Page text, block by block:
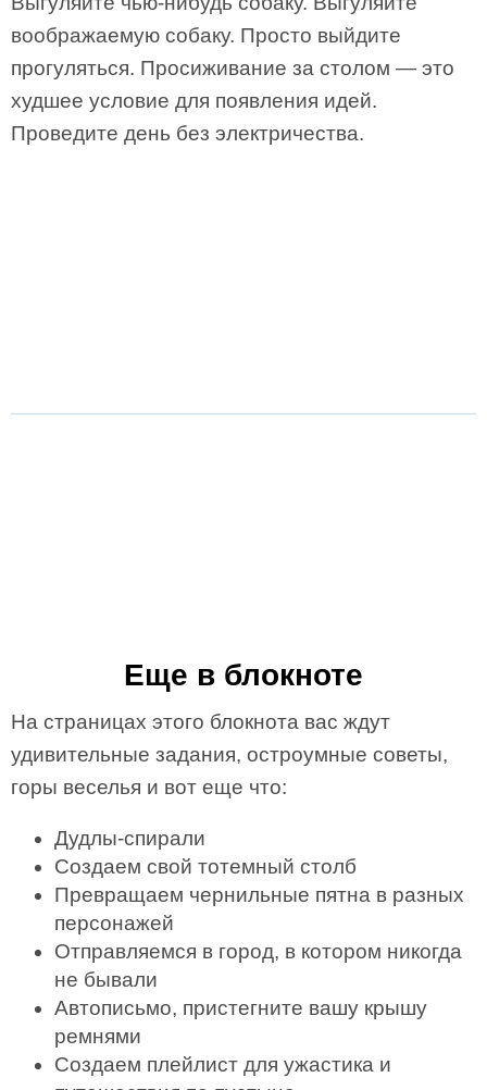
воображаемую собаку. Просто выйдите
прогуляться. Просиживание за столом — это
худшее условие для появления идей.
Проведите день без электричества.
Еще в блокноте
На страницах этого блокнота вас ждут
удивительные задания, остроумные советы,
горы веселья и вот еще что:
Дудлы-спирали
Создаем свой тотемный столб
Превращаем чернильные пятна в разных
персонажей
Отправляемся в город, в котором никогда
не бывали
Автописьмо, пристегните вашу крышу
ремнями
Создаем плейлист для ужастика и